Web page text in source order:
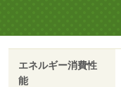
エネルギー消費性
能